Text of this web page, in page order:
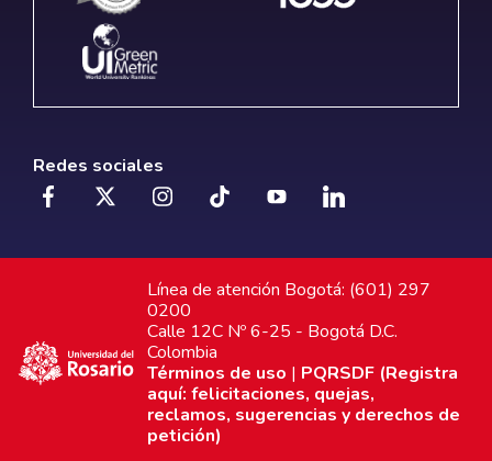
Redes sociales
Línea de atención Bogotá: (601) 297
0200
Calle 12C Nº 6-25 - Bogotá D.C.
Colombia
Términos de uso | PQRSDF (Registra
aquí: felicitaciones, quejas,
reclamos, sugerencias y derechos de
petición)